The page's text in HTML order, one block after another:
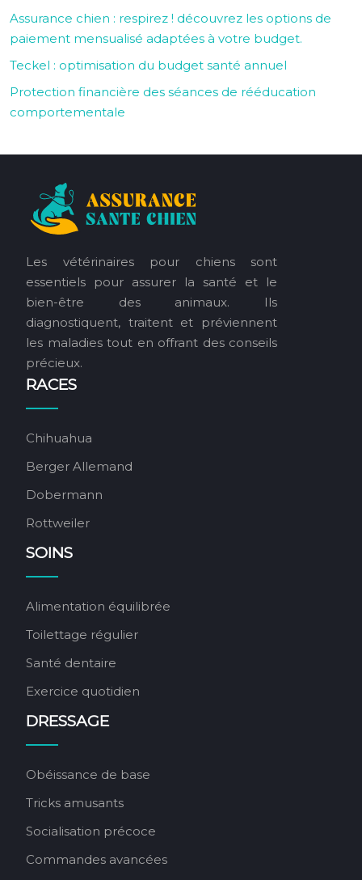
Assurance chien : respirez ! découvrez les options de
paiement mensualisé adaptées à votre budget.
Teckel : optimisation du budget santé annuel
Protection financière des séances de rééducation
comportementale
Les vétérinaires pour chiens sont
essentiels pour assurer la santé et le
bien-être des animaux. Ils
diagnostiquent, traitent et préviennent
les maladies tout en offrant des conseils
précieux.
RACES
Chihuahua
Berger Allemand
Dobermann
Rottweiler
SOINS
Alimentation équilibrée
Toilettage régulier
Santé dentaire
Exercice quotidien
DRESSAGE
Obéissance de base
Tricks amusants
Socialisation précoce
Commandes avancées